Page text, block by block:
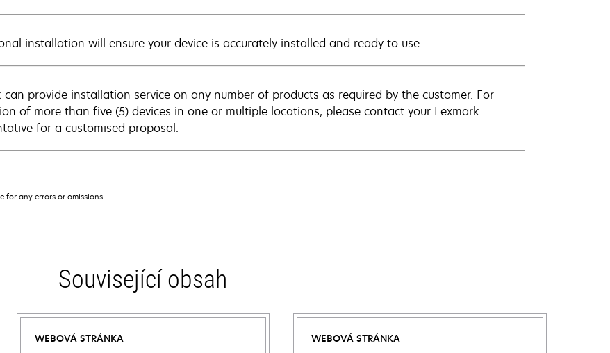
installation will ensure your device is accurately installed and ready to use.
can provide installation service on any number of products as required by the customer. For
of more than five (5) devices in one or multiple locations, please contact your Lexmark
for a customised proposal.
any errors or omissions.
Související obsah
WEBOVÁ STRÁNKA WEBOVÁ STRÁNKA